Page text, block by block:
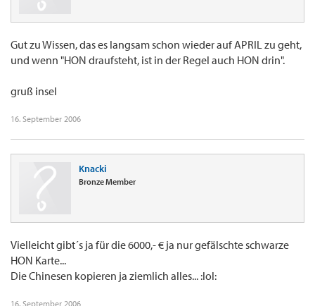
Gut zu Wissen, das es langsam schon wieder auf APRIL zu geht,
und wenn "HON draufsteht, ist in der Regel auch HON drin".
gruß insel
16. September 2006
Knacki
Bronze Member
Vielleicht gibt´s ja für die 6000,- € ja nur gefälschte schwarze
HON Karte...
Die Chinesen kopieren ja ziemlich alles... :lol:
16. September 2006